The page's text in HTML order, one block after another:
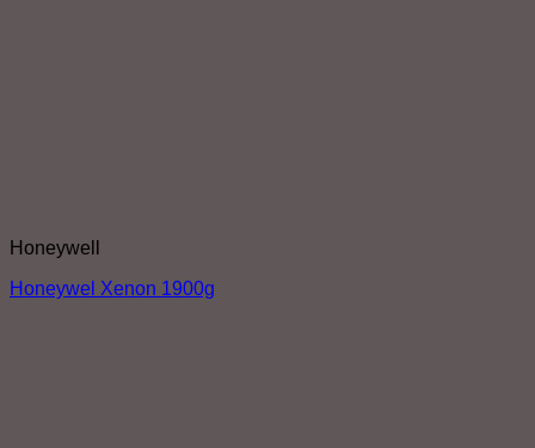
Honeywell
Honeywel Xenon 1900g